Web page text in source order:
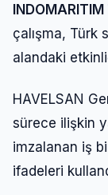
çalışma, Türk
alandaki
HAVELSAN
sürece ilişkin
imzalanan iş
ifadeleri